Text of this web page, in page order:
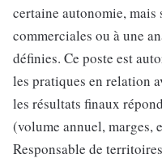
certaine autonomie,
commerciales ou à une
définies. Ce poste est
les pratiques en relation
les résultats finaux
(volume annuel, marges,
Responsable de